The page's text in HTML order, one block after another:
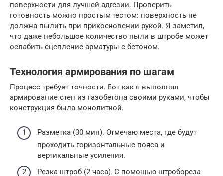
поверхности для лучшей адгезии. Проверить
готовность можно простым тестом: поверхность не
должна пылить при прикосновении рукой. Я заметил,
что даже небольшое количество пыли в штробе может
ослабить сцепление арматуры с бетоном.
Технология армирования по шагам
Процесс требует точности. Вот как я выполнял
армирование стен из газобетона своими руками, чтобы
конструкция была монолитной.
Разметка (30 мин). Отмечаю места, где будут
проходить горизонтальные пояса и
вертикальные усиления.
Резка штроб (2 часа). С помощью штробореза